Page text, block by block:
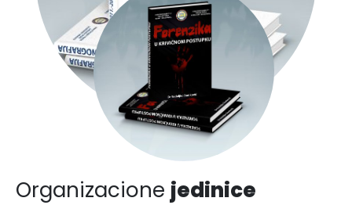
Organizacione jedinice